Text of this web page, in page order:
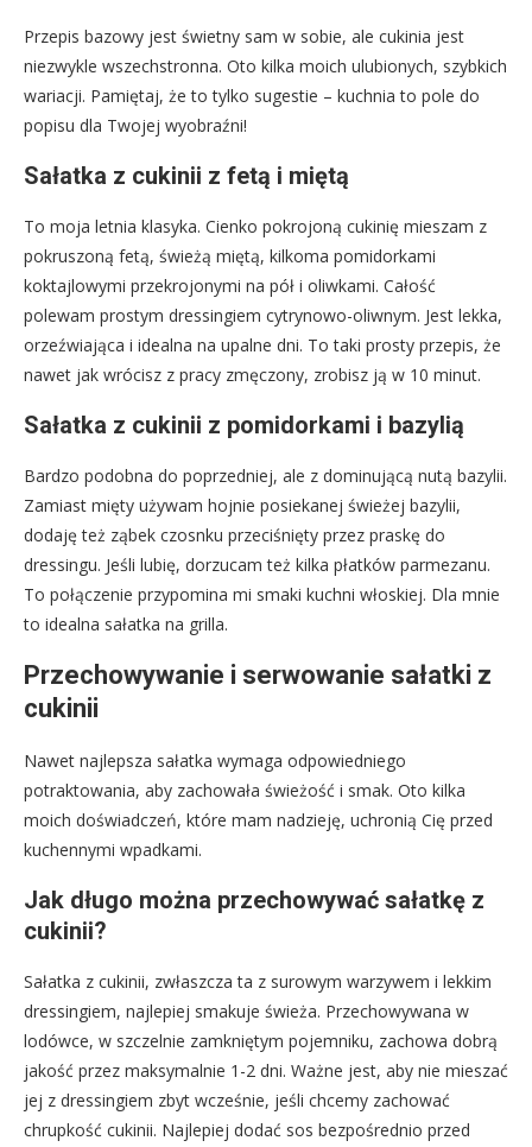
Przepis bazowy jest świetny sam w sobie, ale cukinia jest
niezwykle wszechstronna. Oto kilka moich ulubionych, szybkich
wariacji. Pamiętaj, że to tylko sugestie – kuchnia to pole do
popisu dla Twojej wyobraźni!
Sałatka z cukinii z fetą i miętą
To moja letnia klasyka. Cienko pokrojoną cukinię mieszam z
pokruszoną fetą, świeżą miętą, kilkoma pomidorkami
koktajlowymi przekrojonymi na pół i oliwkami. Całość
polewam prostym dressingiem cytrynowo-oliwnym. Jest lekka,
orzeźwiająca i idealna na upalne dni. To taki prosty przepis, że
nawet jak wrócisz z pracy zmęczony, zrobisz ją w 10 minut.
Sałatka z cukinii z pomidorkami i bazylią
Bardzo podobna do poprzedniej, ale z dominującą nutą bazylii.
Zamiast mięty używam hojnie posiekanej świeżej bazylii,
dodaję też ząbek czosnku przeciśnięty przez praskę do
dressingu. Jeśli lubię, dorzucam też kilka płatków parmezanu.
To połączenie przypomina mi smaki kuchni włoskiej. Dla mnie
to idealna sałatka na grilla.
Przechowywanie i serwowanie sałatki z
cukinii
Nawet najlepsza sałatka wymaga odpowiedniego
potraktowania, aby zachowała świeżość i smak. Oto kilka
moich doświadczeń, które mam nadzieję, uchronią Cię przed
kuchennymi wpadkami.
Jak długo można przechowywać sałatkę z
cukinii?
Sałatka z cukinii, zwłaszcza ta z surowym warzywem i lekkim
dressingiem, najlepiej smakuje świeża. Przechowywana w
lodówce, w szczelnie zamkniętym pojemniku, zachowa dobrą
jakość przez maksymalnie 1-2 dni. Ważne jest, aby nie mieszać
jej z dressingiem zbyt wcześnie, jeśli chcemy zachować
chrupkość cukinii. Najlepiej dodać sos bezpośrednio przed